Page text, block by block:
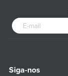
Siga-nos